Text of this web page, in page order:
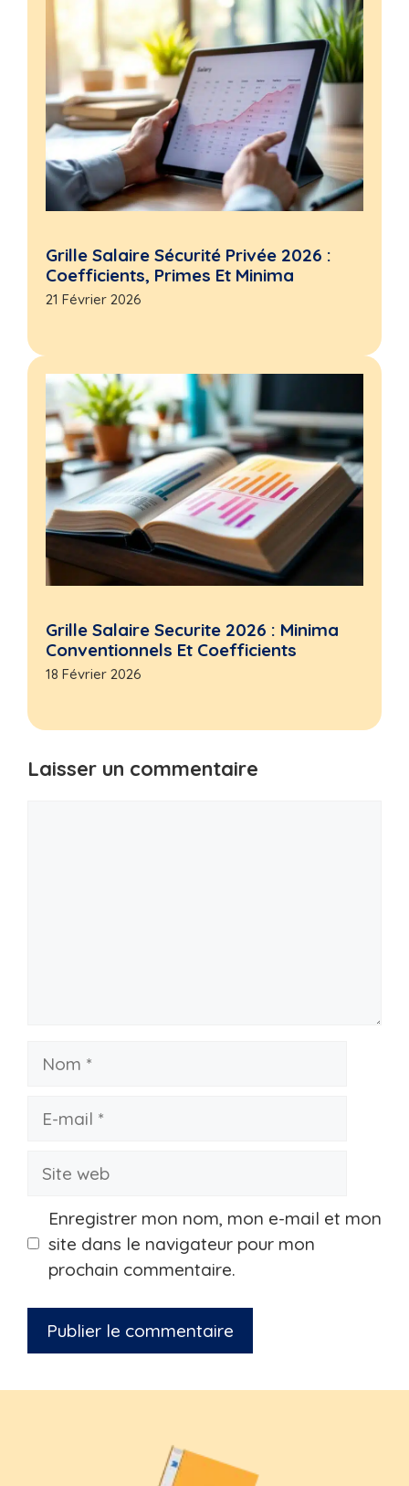
Grille Salaire Sécurité Privée 2026 :
Coefficients, Primes Et Minima
21 Février 2026
Grille Salaire Securite 2026 : Minima
Conventionnels Et Coefficients
18 Février 2026
Laisser un commentaire
Enregistrer mon nom, mon e-mail et mon
site dans le navigateur pour mon
prochain commentaire.